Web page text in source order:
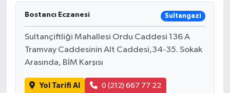
Bostancı Eczanesi Sultangazi
Sultançiftliği Mahallesi Ordu Caddesi 136 A
Tramvay Caddesinin Alt Caddesi,34-35. Sokak
Arasında, BİM Karşısı
Yol Tarifi Al 0 (212) 667 77 22